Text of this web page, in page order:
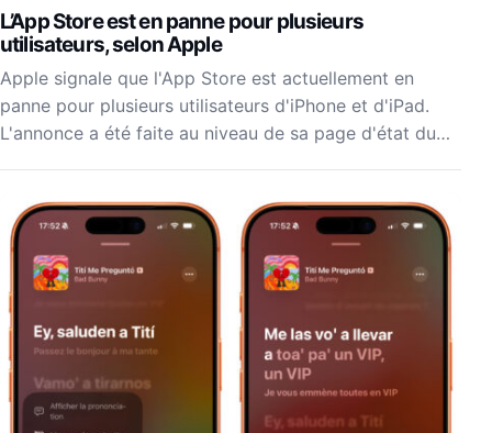
L’App Store est en panne pour plusieurs
utilisateurs, selon Apple
Apple signale que l'App Store est actuellement en
panne pour plusieurs utilisateurs d'iPhone et d'iPad.
L'annonce a été faite au niveau de sa page d'état du…